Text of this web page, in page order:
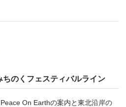
のくフェスティバルライン
On Earthの案内と東北沿岸の